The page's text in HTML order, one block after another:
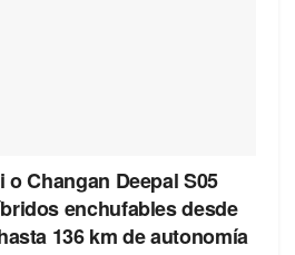
o Changan Deepal S05
enchufables desde
136 km de autonomía